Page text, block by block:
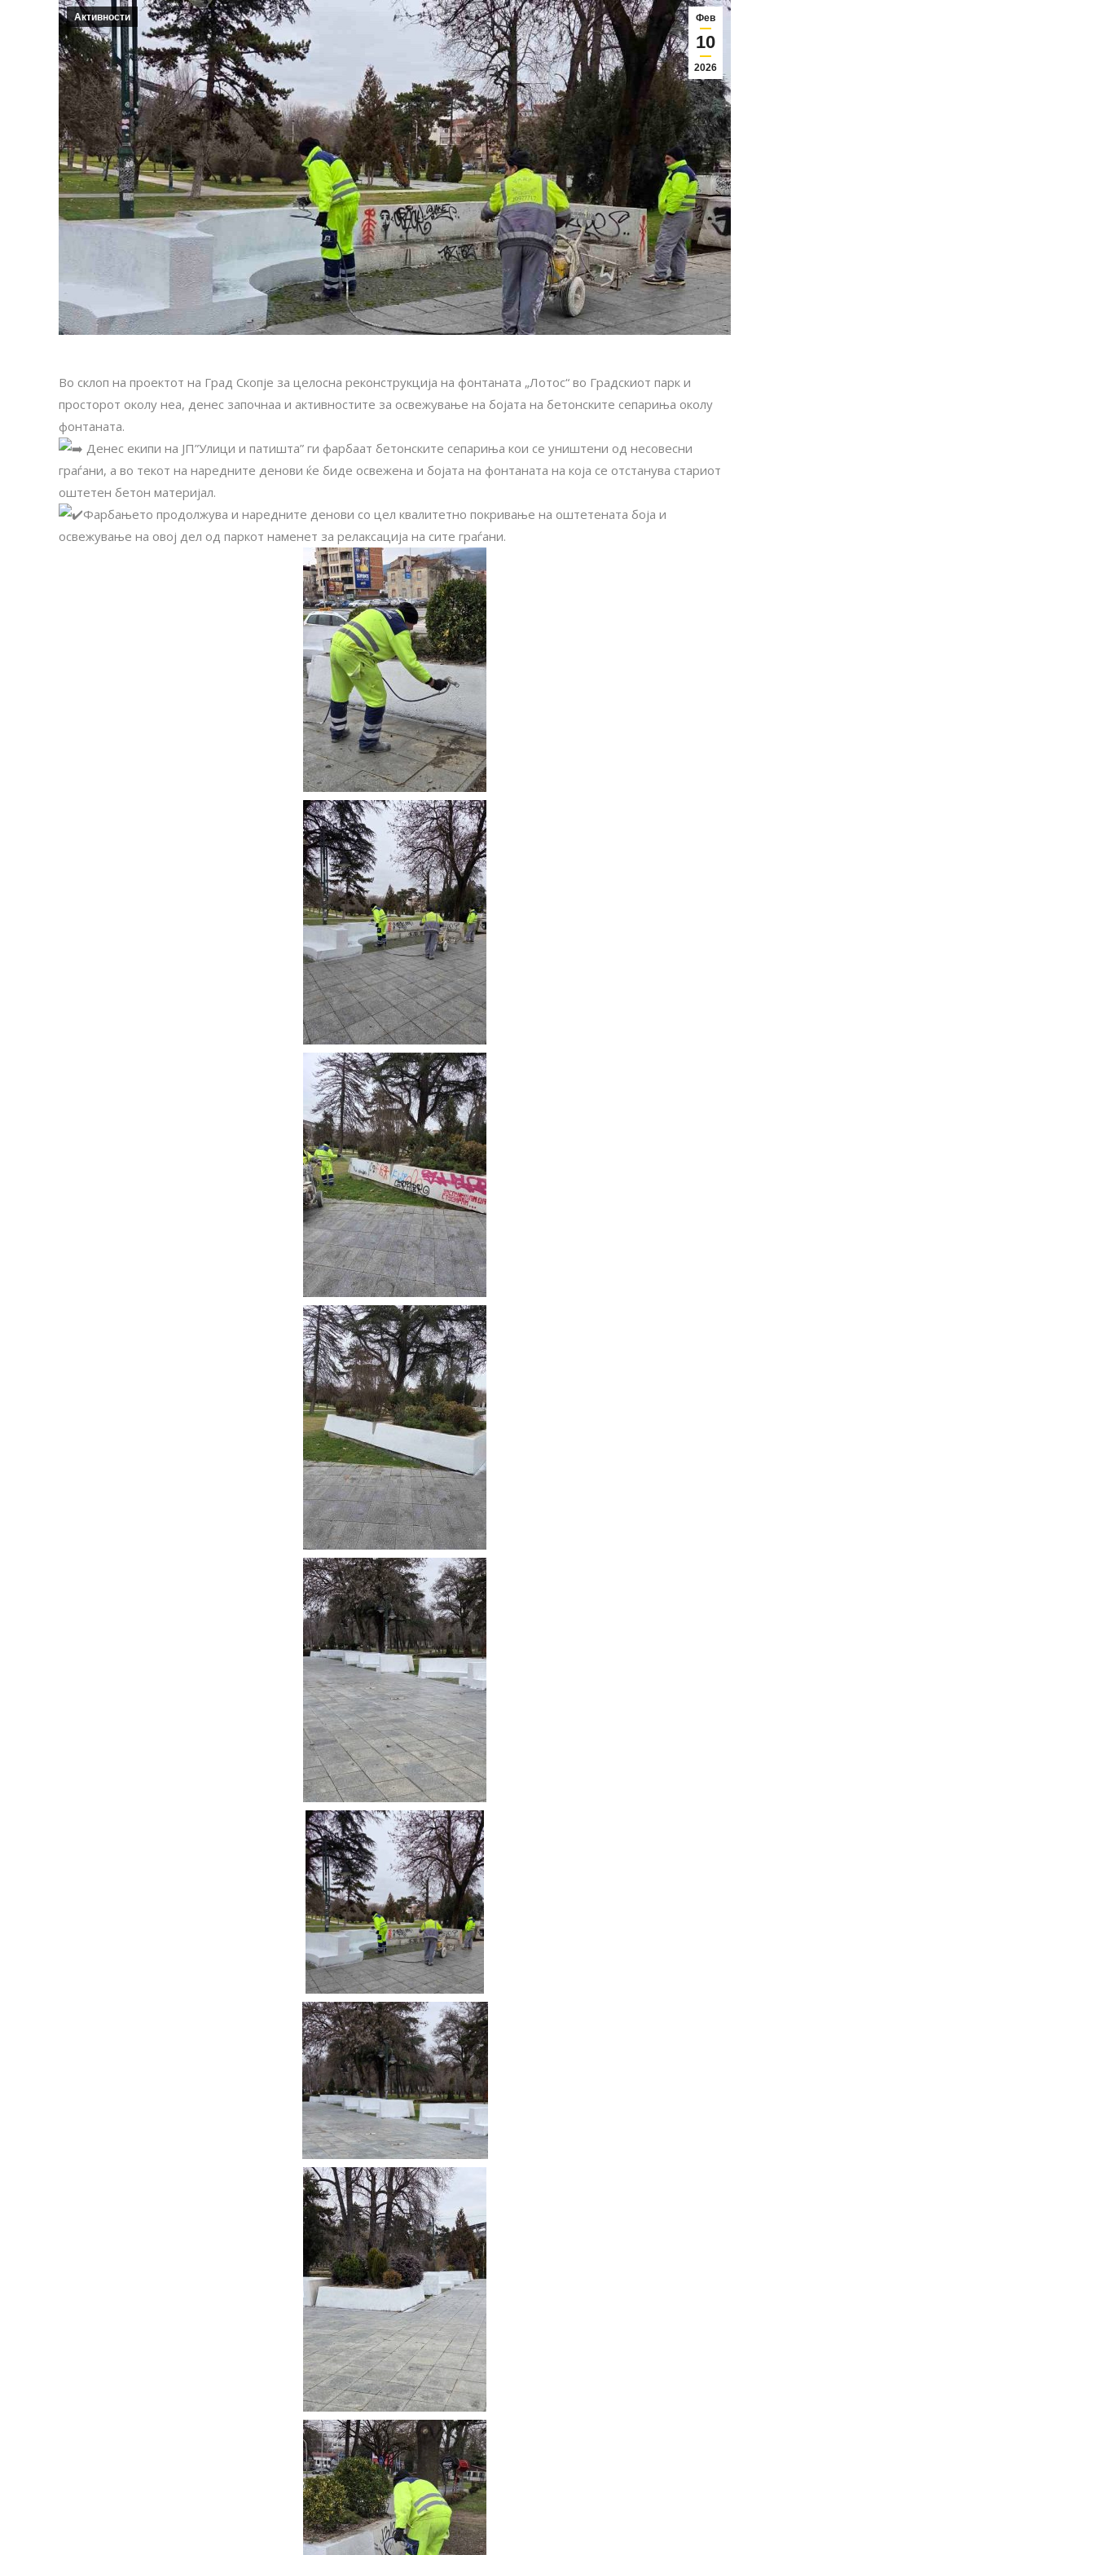
Фев
10
2026
Активности
Во склоп на проектот на Град Скопје за целосна реконструкција на фонтаната „Лотос“ во Градскиот парк и
просторот околу неа, денес започнаа и активностите за освежување на бојата на бетонските сепариња околу
фонтаната.
Денес екипи на ЈП”Улици и патишта” ги фарбаат бетонските сепариња кои се уништени од несовесни
граѓани, а во текот на наредните денови ќе биде освежена и бојата на фонтаната на која се отстанува стариот
оштетен бетон материјал.
Фарбањето продолжува и наредните денови со цел квалитетно покривање на оштетената боја и
освежување на овој дел од паркот наменет за релаксација на сите граѓани.